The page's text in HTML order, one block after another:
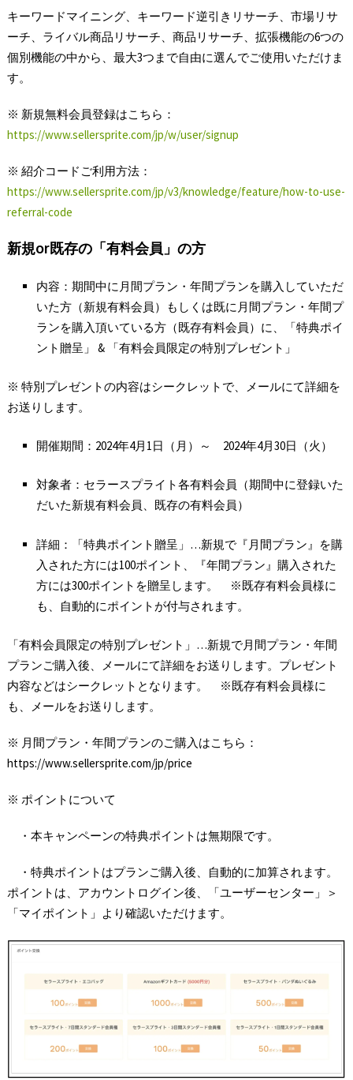
キーワードマイニング、キーワード逆引きリサーチ、市場リサ
ーチ、ライバル商品リサーチ、商品リサーチ、拡張機能の6つの
個別機能の中から、最大3つまで自由に選んでご使用いただけま
す。
※ 新規無料会員登録はこちら：
https://www.sellersprite.com/jp/w/user/signup
※ 紹介コードご利用方法：
https://www.sellersprite.com/jp/v3/knowledge/feature/how-to-use-
referral-code
新規or既存の「有料会員」の方
内容：期間中に月間プラン・年間プランを購入していただ
いた方（新規有料会員）もしくは既に月間プラン・年間プ
ランを購入頂いている方（既存有料会員）に、「特典ポイ
ント贈呈」 & 「有料会員限定の特別プレゼント」
※ 特別プレゼントの内容はシークレットで、メールにて詳細を
お送りします。
開催期間：2024年4月1日（月）～ 2024年4月30日（火）
対象者：セラースプライト各有料会員（期間中に登録いた
だいた新規有料会員、既存の有料会員）
詳細：「特典ポイント贈呈」…新規で『月間プラン』を購
入された方には100ポイント、『年間プラン』購入された
方には300ポイントを贈呈します。 ※既存有料会員様に
も、自動的にポイントが付与されます。
「有料会員限定の特別プレゼント」…新規で月間プラン・年間
プランご購入後、メールにて詳細をお送りします。プレゼント
内容などはシークレットとなります。 ※既存有料会員様に
も、メールをお送りします。
※ 月間プラン・年間プランのご購入はこちら：
https://www.sellersprite.com/jp/price
※ ポイントについて
・本キャンペーンの特典ポイントは無期限です。
・特典ポイントはプランご購入後、自動的に加算されます。
ポイントは、アカウントログイン後、「ユーザーセンター」＞
「マイポイント」より確認いただけます。